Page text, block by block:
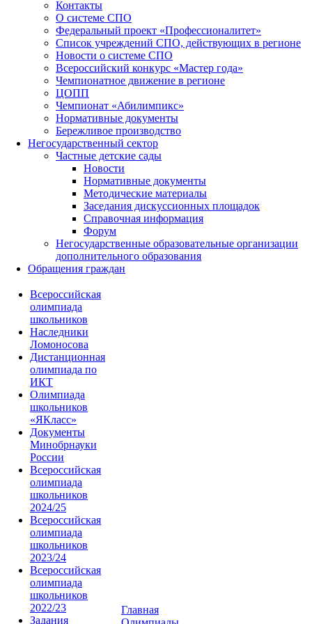
Контакты
О системе СПО
Федеральный проект «Профессионалитет»
Список учреждений СПО, действующих в регионе
Новости о системе СПО
Всероссийский конкурс «Мастер года»
Чемпионатное движение в регионе
ЦОПП
Чемпионат «Абилимпикс»
Нормативные документы
Бережливое производство
Негосударственный сектор
Частные детские сады
Новости
Нормативные документы
Методические материалы
Заседания дискуссионных площадок
Справочная информация
Форум
Негосударственные образовательные организации
дополнительного образования
Обращения граждан
Всероссийская
олимпиада
школьников
Наследники
Ломоносова
Дистанционная
олимпиада по
ИКТ
Олимпиада
школьников
«ЯКласс»
Документы
Минобрнауки
России
Всероссийская
олимпиада
школьников
2024/25
Всероссийская
олимпиада
школьников
2023/24
Всероссийская
олимпиада
школьников
2022/23
Задания
Главная